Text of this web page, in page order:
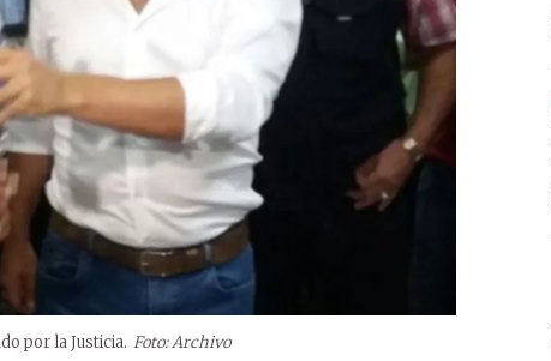
por la Justicia. Foto: Archivo